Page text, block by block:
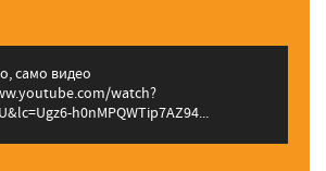
само видео
watch?
h0nMPQWTip7AZ94...